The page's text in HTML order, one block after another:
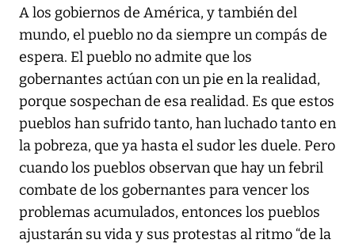
A los gobiernos de América, y también del
mundo, el pueblo no da siempre un compás de
espera. El pueblo no admite que los
gobernantes actúan con un pie en la realidad,
porque sospechan de esa realidad. Es que estos
pueblos han sufrido tanto, han luchado tanto en
la pobreza, que ya hasta el sudor les duele. Pero
cuando los pueblos observan que hay un febril
combate de los gobernantes para vencer los
problemas acumulados, entonces los pueblos
ajustarán su vida y sus protestas al ritmo “de la